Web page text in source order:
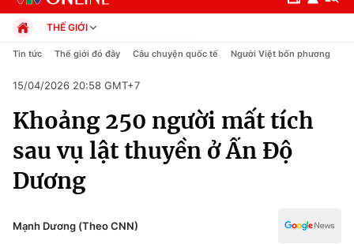
Chuyên mục
Xã hội
Pháp luật
THẾ GIỚI
Chính trị
Pháp luật
Kinh tế
Thể thao
Truyền hình
Văn hóa - Giải trí
Y tế
Công nghệ
Tin tức Thế giới đó đây Câu chuyện quốc tế Người Việt bốn phương
15/04/2026 20:58 GMT+7
Khoảng 250 người mất tích
sau vụ lật thuyền ở Ấn Độ
Dương
Mạnh Dương (Theo CNN)